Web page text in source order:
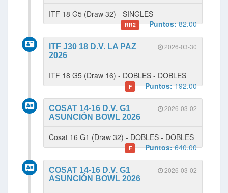
ITF 18 G5 (Draw 32) - SINGLES
RR2 Puntos:82.00
2026-03-30
ITF J30 18 D.V. LA PAZ
2026
ITF 18 G5 (Draw 16) - DOBLES - DOBLES
F Puntos:192.00
2026-03-02
COSAT 14-16 D.V. G1
ASUNCIÓN BOWL 2026
Cosat 16 G1 (Draw 32) - DOBLES - DOBLES
F Puntos:640.00
2026-03-02
COSAT 14-16 D.V. G1
ASUNCIÓN BOWL 2026